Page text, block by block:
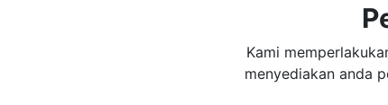
Kami
menyediakan anda